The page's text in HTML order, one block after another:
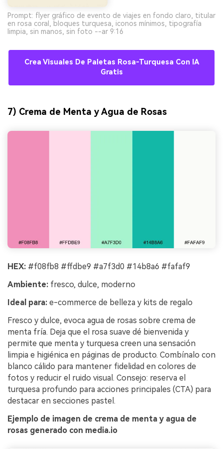
Prompt: flyer gráfico de evento de viajes en fondo claro, titular
en rosa coral, bloques turquesa, iconos mínimos, tipografía
limpia, sin manos, sin foto --ar 9:16
Crea Visuales De Paletas Rosa-Turquesa Con IA
Gratis
7) Crema de Menta y Agua de Rosas
HEX: #f08fb8 #ffdbe9 #a7f3d0 #14b8a6 #fafaf9
Ambiente: fresco, dulce, moderno
Ideal para: e-commerce de belleza y kits de regalo
Fresco y dulce, evoca agua de rosas sobre crema de
menta fría. Deja que el rosa suave dé bienvenida y
permite que menta y turquesa creen una sensación
limpia e higiénica en páginas de producto. Combínalo con
blanco cálido para mantener fidelidad en colores de
fotos y reducir el ruido visual. Consejo: reserva el
turquesa profundo para acciones principales (CTA) para
destacar en secciones pastel.
Ejemplo de imagen de crema de menta y agua de
rosas generado con media.io